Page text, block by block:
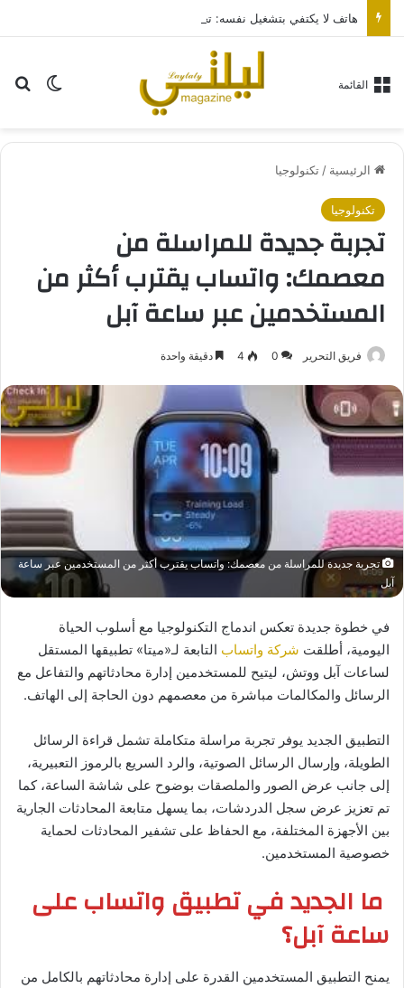
الوضع القائمة
الرئيسية /تكنولوجيا
تكنولوجيا
تجربة جديدة للمراسلة من
معصمك: واتساب يقترب أكثر من
المستخدمين عبر ساعة آبل
فريق التحرير 0
4 دقيقة واحدة
تجربة جديدة للمراسلة من معصمك: واتساب يقترب أكثر من المستخدمين عبر ساعة
آبل
في خطوة جديدة تعكس اندماج التكنولوجيا مع أسلوب الحياة
اليومية، أطلقت شركة واتساب التابعة لـ«ميتا» تطبيقها المستقل
لساعات آبل ووتش، ليتيح للمستخدمين إدارة محادثاتهم والتفاعل مع
الرسائل والمكالمات مباشرة من معصمهم دون الحاجة إلى الهاتف.
التطبيق الجديد يوفر تجربة مراسلة متكاملة تشمل قراءة الرسائل
الطويلة، وإرسال الرسائل الصوتية، والرد السريع بالرموز التعبيرية،
إلى جانب عرض الصور والملصقات بوضوح على شاشة الساعة، كما
تم تعزيز عرض سجل الدردشات، بما يسهل متابعة المحادثات الجارية
بين الأجهزة المختلفة، مع الحفاظ على تشفير المحادثات لحماية
خصوصية المستخدمين.
ما الجديد في تطبيق واتساب على
ساعة آبل؟
يمنح التطبيق المستخدمين القدرة على إدارة محادثاتهم بالكامل من